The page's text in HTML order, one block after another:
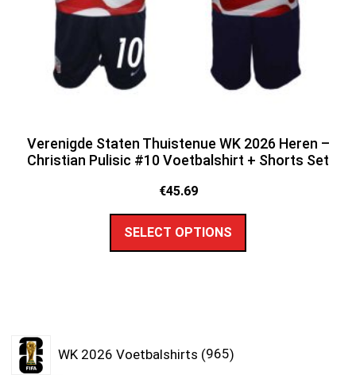
Verenigde Staten Thuistenue WK 2026 Heren –
Christian Pulisic #10 Voetbalshirt + Shorts Set
€45.69
SELECT OPTIONS
WK 2026 Voetbalshirts 965